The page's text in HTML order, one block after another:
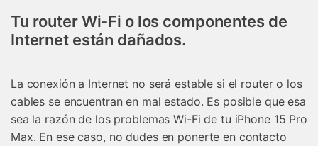
Tu router Wi-Fi o los componentes de
Internet están dañados.
La conexión a Internet no será estable si el router o los
cables se encuentran en mal estado. Es posible que esa
sea la razón de los problemas Wi-Fi de tu iPhone 15 Pro
Max. En ese caso, no dudes en ponerte en contacto